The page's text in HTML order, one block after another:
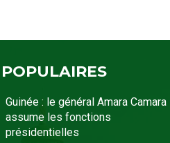
Guinée : le général Amara Camara
assume les fonctions
présidentielles